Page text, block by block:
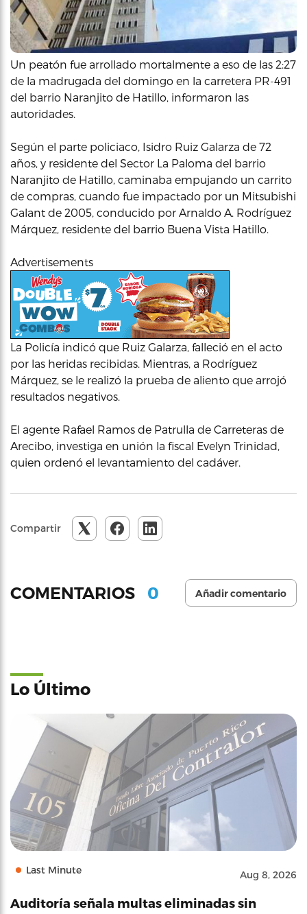
Un peatón fue arrollado mortalmente a eso de las 2:27
de la madrugada del domingo en la carretera PR-491
del barrio Naranjito de Hatillo, informaron las
autoridades.
Según el parte policiaco, Isidro Ruiz Galarza de 72
años, y residente del Sector La Paloma del barrio
Naranjito de Hatillo, caminaba empujando un carrito
de compras, cuando fue impactado por un Mitsubishi
Galant de 2005, conducido por Arnaldo A. Rodríguez
Márquez, residente del barrio Buena Vista Hatillo.
Advertisements
La Policía indicó que Ruiz Galarza, falleció en el acto
por las heridas recibidas. Mientras, a Rodríguez
Márquez, se le realizó la prueba de aliento que arrojó
resultados negativos.
El agente Rafael Ramos de Patrulla de Carreteras de
Arecibo, investiga en unión la fiscal Evelyn Trinidad,
quien ordenó el levantamiento del cadáver.
Compartir
COMENTARIOS 0 Añadir comentario
Lo Último
Last Minute Aug 8, 2026
Auditoría señala multas eliminadas sin